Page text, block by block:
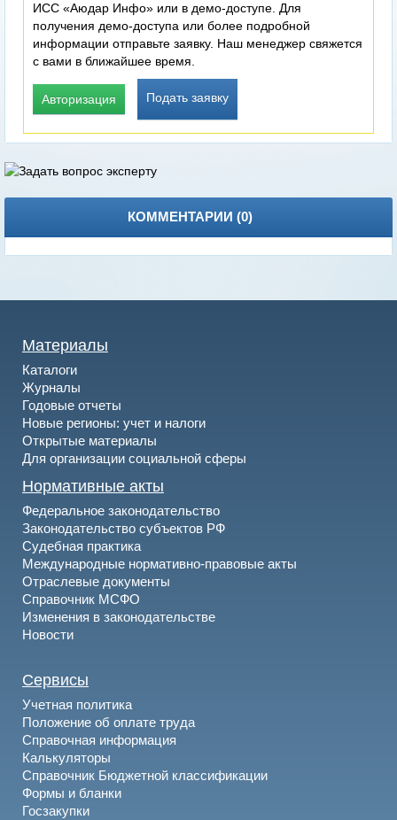
ИСС «Аюдар Инфо» или в демо-доступе. Для
получения демо-доступа или более подробной
информации отправьте заявку. Наш менеджер свяжется
с вами в ближайшее время.
Авторизация Подать заявку
КОММЕНТАРИИ (0)
Материалы
Каталоги
Журналы
Годовые отчеты
Новые регионы: учет и налоги
Открытые материалы
Для организации социальной сферы
Нормативные акты
Федеральное законодательство
Законодательство субъектов РФ
Судебная практика
Международные нормативно-правовые акты
Отраслевые документы
Справочник МСФО
Изменения в законодательстве
Новости
Сервисы
Учетная политика
Положение об оплате труда
Справочная информация
Калькуляторы
Справочник Бюджетной классификации
Формы и бланки
Госзакупки